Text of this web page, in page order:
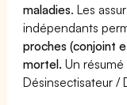
maladies. Les
indépendants
proches (conjoint
mortel. Un
Désinsectisateur /